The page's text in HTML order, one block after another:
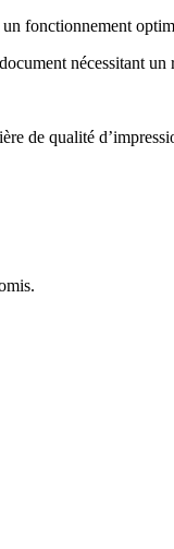
fonctionnement
nécessitant un
de qualité